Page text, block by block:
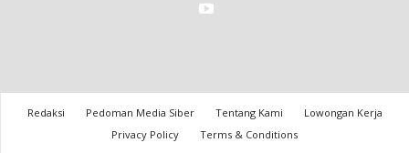
Redaksi Pedoman Media Siber Tentang Kami
Lowongan Kerja
Privacy Policy
Terms & Conditions